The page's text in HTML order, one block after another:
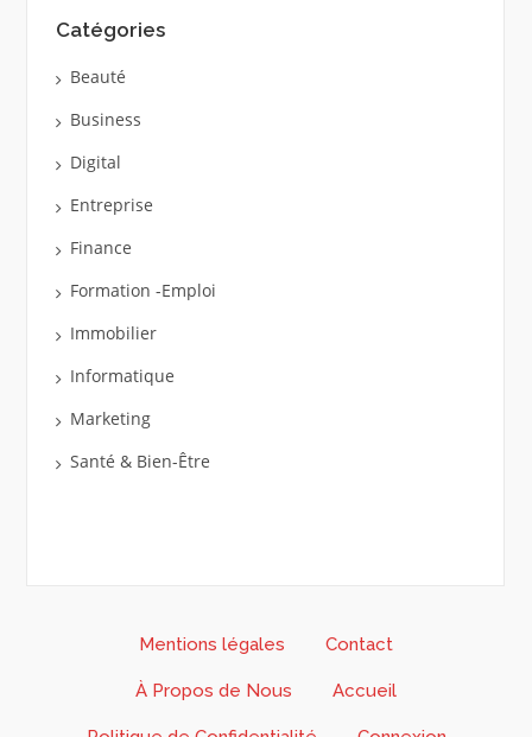
Catégories
Beauté
Business
Digital
Entreprise
Finance
Formation -Emploi
Immobilier
Informatique
Marketing
Santé & Bien-Être
Mentions légales Contact
À Propos de Nous Accueil